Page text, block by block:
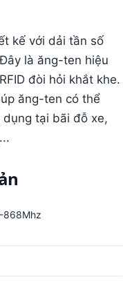
kế với dải tần số
là ăng-ten hiệu
đòi hỏi khắt khe.
ăng-ten có thể
tại bãi đỗ xe,
868Mhz